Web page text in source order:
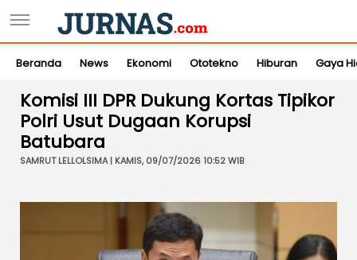
Beranda News Ekonomi Ototekno Hiburan Gaya
Komisi III DPR Dukung Kortas Tipikor
Polri Usut Dugaan Korupsi
Batubara
SAMRUT LELLOLSIMA | KAMIS, 09/07/2026 10:52 WIB